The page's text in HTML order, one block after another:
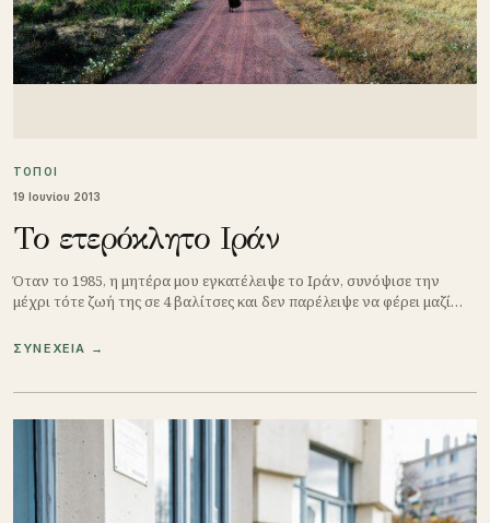
ΤΟΠΟΙ
19 Ιουνίου 2013
Το ετερόκλητο Ιράν
Όταν το 1985, η μητέρα μου εγκατέλειψε το Ιράν, συνόψισε την
μέχρι τότε ζωή της σε 4 βαλίτσες και δεν παρέλειψε να φέρει μαζί…
ΣΥΝΕΧΕΙΑ →